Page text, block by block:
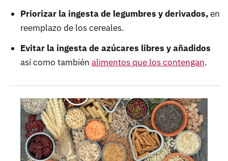
Priorizar la ingesta de legumbres y derivados,en
reemplazo de los cereales.
Evitar la ingesta de azúcares libres y añadidos
así como también alimentos que los contengan.